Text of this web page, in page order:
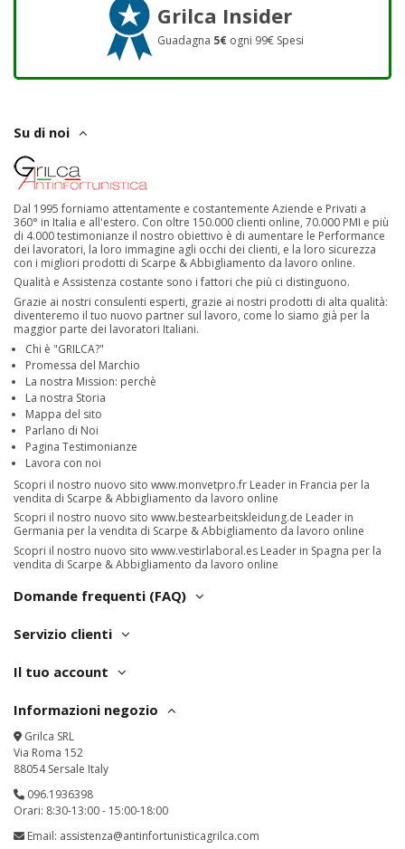
Grilca Insider
Guadagna 5€ ogni 99€ Spesi
Su di noi
Dal 1995 forniamo attentamente e costantemente Aziende e Privati a
360° in Italia e all'estero. Con oltre 150.000 clienti online, 70.000 PMI e più
di 4.000 testimonianze il nostro obiettivo è di aumentare le Performance
dei lavoratori, la loro immagine agli occhi dei clienti, e la loro sicurezza
con i migliori prodotti di Scarpe & Abbigliamento da lavoro online.
Qualità e Assistenza costante sono i fattori che più ci distinguono.
Grazie ai nostri consulenti esperti, grazie ai nostri prodotti di alta qualità:
diventeremo il tuo nuovo partner sul lavoro, come lo siamo già per la
maggior parte dei lavoratori Italiani.
Chi è "GRILCA?"
Promessa del Marchio
La nostra Mission: perchè
La nostra Storia
Mappa del sito
Parlano di Noi
Pagina Testimonianze
Lavora con noi
Scopri il nostro nuovo sito www.monvetpro.fr Leader in Francia per la
vendita di Scarpe & Abbigliamento da lavoro online
Scopri il nostro nuovo sito www.bestearbeitskleidung.de Leader in
Germania per la vendita di Scarpe & Abbigliamento da lavoro online
Scopri il nostro nuovo sito www.vestirlaboral.es Leader in Spagna per la
vendita di Scarpe & Abbigliamento da lavoro online
Domande frequenti (FAQ)
Servizio clienti
Il tuo account
Informazioni negozio
Grilca SRL
Via Roma 152
88054 Sersale Italy
096.1936398
Orari: 8:30-13:00 - 15:00-18:00
Email: assistenza@antinfortunisticagrilca.com